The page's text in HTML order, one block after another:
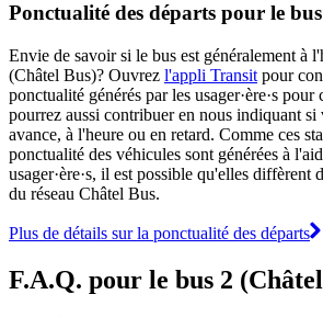
Ponctualité des départs pour le
Envie de savoir si le bus est généralement à
(Châtel Bus)? Ouvrez l'appli Transit pour
ponctualité générés par les usager·ère·s
pourrez aussi contribuer en nous indiquant si
avance, à l'heure ou en retard. Comme ces
ponctualité des véhicules sont générées à
usager·ère·s, il est possible qu'elles diffèrent
du réseau Châtel Bus.
Plus de détails sur la ponctualité des départs
F.A.Q. pour le bus 2